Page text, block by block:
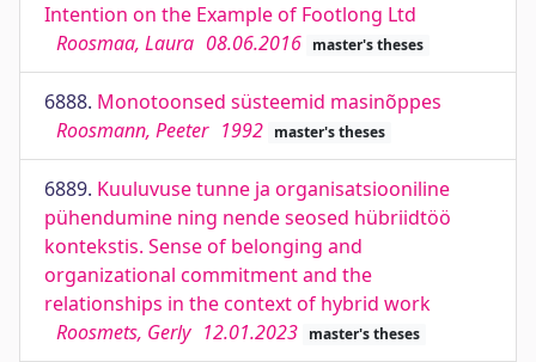
Intention on the Example of Footlong Ltd
Roosmaa, Laura 08.06.2016 master's theses
6888. Monotoonsed süsteemid masinõppes
Roosmann, Peeter 1992 master's theses
6889. Kuuluvuse tunne ja organisatsiooniline
pühendumine ning nende seosed hübriidtöö
kontekstis. Sense of belonging and
organizational commitment and the
relationships in the context of hybrid work
Roosmets, Gerly 12.01.2023 master's theses